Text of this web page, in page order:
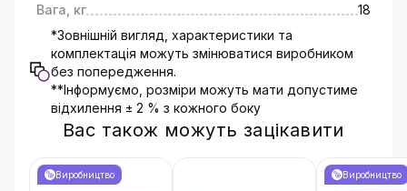
Вага, кг
18
*Зовнішній вигляд, характеристики та
комплектація можуть змінюватися виробником
без попередження.
**Інформуємо, розміри можуть мати допустиме
відхилення ± 2 % з кожного боку
Вас також можуть зацікавити
Виробництво Виробництво